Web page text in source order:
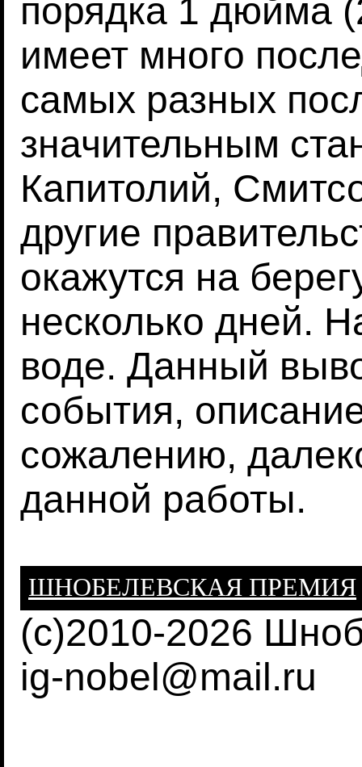
порядка 1 дюйма
имеет много
самых разных
значительным
Капитолий,
другие
окажутся на
несколько дней.
воде. Данный
события,
сожалению,
данной работы.
ШНОБЕЛЕВСКАЯ ПРЕМИЯ
(c)2010-2026
ig-nobel@mail.ru